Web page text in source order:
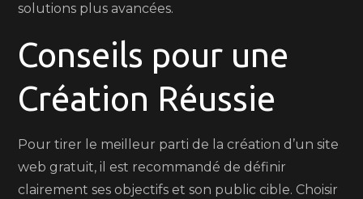
solutions plus avancées.
Conseils pour une
Création Réussie
Pour tirer le meilleur parti de la création d’un site
web gratuit, il est recommandé de définir
clairement ses objectifs et son public cible. Choisir